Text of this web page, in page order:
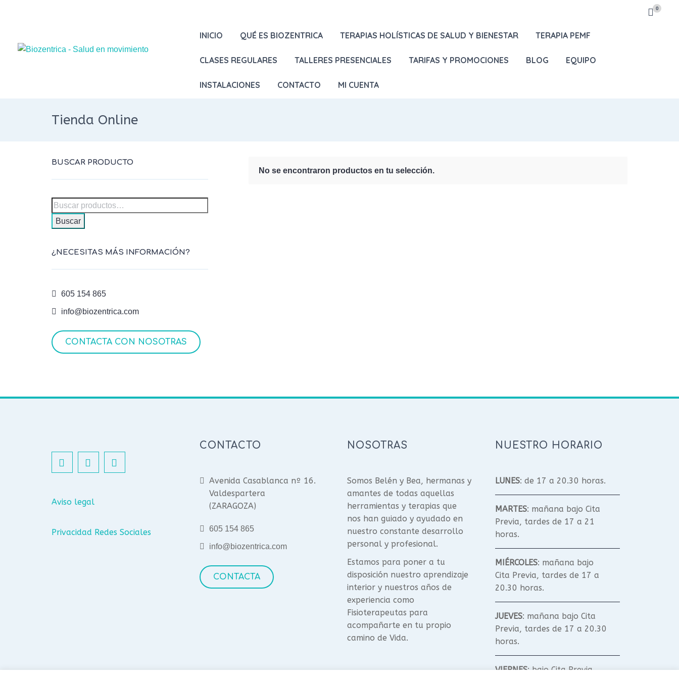
0
INICIO QUÉ ES BIOZENTRICA TERAPIAS HOLÍSTICAS DE SALUD Y BIENESTAR TERAPIA PEMF
CLASES REGULARES TALLERES PRESENCIALES TARIFAS Y PROMOCIONES BLOG EQUIPO
INSTALACIONES CONTACTO MI CUENTA
Tienda Online
BUSCAR PRODUCTO
Buscar
¿NECESITAS MÁS INFORMACIÓN?
605 154 865
info@biozentrica.com
CONTACTA CON NOSOTRAS
No se encontraron productos en tu selección.
Aviso legal
Privacidad Redes Sociales
CONTACTO
Avenida Casablanca nº 16.
Valdespartera
(ZARAGOZA)
605 154 865
info@biozentrica.com
CONTACTA
NOSOTRAS
Somos Belén y Bea, hermanas y
amantes de todas aquellas
herramientas y terapias que
nos han guiado y ayudado en
nuestro constante desarrollo
personal y profesional.
Estamos para poner a tu
disposición nuestro aprendizaje
interior y nuestros años de
experiencia como
Fisioterapeutas para
acompañarte en tu propio
camino de Vida.
NUESTRO HORARIO
LUNES: de 17 a 20.30 horas.
MARTES: mañana bajo Cita
Previa, tardes de 17 a 21
horas.
MIÉRCOLES: mañana bajo
Cita Previa, tardes de 17 a
20.30 horas.
JUEVES: mañana bajo Cita
Previa, tardes de 17 a 20.30
horas.
VIERNES: bajo Cita Previa.